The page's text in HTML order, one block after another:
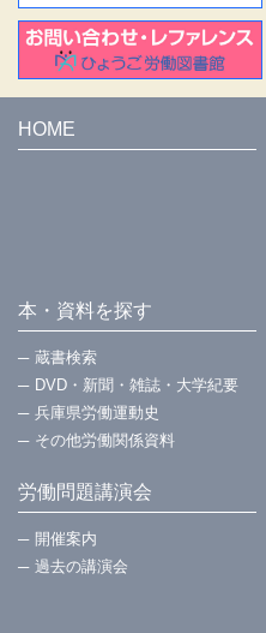
HOME
本・資料を探す
蔵書検索
DVD・新聞・雑誌・大学紀要
兵庫県労働運動史
その他労働関係資料
労働問題講演会
開催案内
過去の講演会